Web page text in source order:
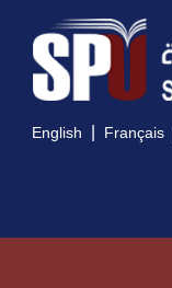
English | Français